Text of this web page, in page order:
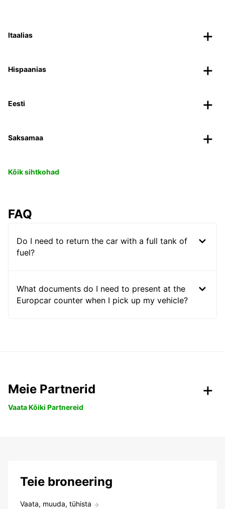
Itaalias
Hispaanias
Eesti
Saksamaa
Kõik sihtkohad
FAQ
Do I need to return the car with a full tank of
fuel?
What documents do I need to present at the
Europcar counter when I pick up my vehicle?
Meie Partnerid
Vaata Kõiki Partnereid
Teie broneering
Vaata, muuda, tühista